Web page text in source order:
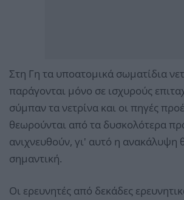
Στη Γη τα υποατομικά σωματίδια
παράγονται μόνο σε ισχυρούς
σύμπαν τα νετρίνα και οι πηγές
θεωρούνται από τα δυσκολότερα
ανιχνευθούν, γι' αυτό η ανακάλυψη
σημαντική.
Οι ερευνητές από δεκάδες